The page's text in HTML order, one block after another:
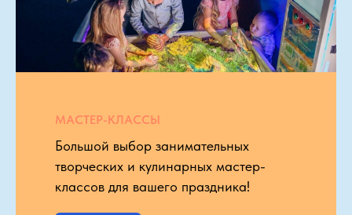
МАСТЕР-КЛАССЫ
Большой выбор занимательных
творческих и кулинарных мастер-
классов для вашего праздника!